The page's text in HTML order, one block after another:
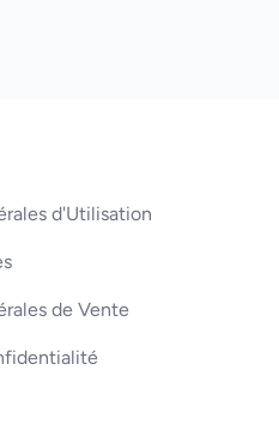
d'Utilisation
de Vente